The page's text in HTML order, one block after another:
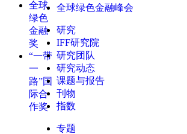
全球
绿色
金融
奖
“一带
一
路”国
际合
作奖
全球绿色金融峰会
研究
IFF研究院
研究团队
研究动态
课题与报告
刊物
指数
专题